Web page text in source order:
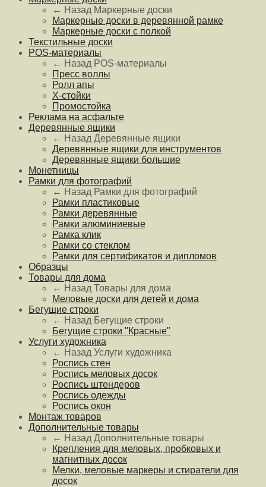
← Назад Маркерные доски
Маркерные доски в деревянной рамке
Маркерные доски с полкой
Текстильные доски
POS-материалы
← Назад POS-материалы
Пресс воллы
Ролл апы
Х-стойки
Промостойка
Реклама на асфальте
Деревянные ящики
← Назад Деревянные ящики
Деревянные ящики для инструментов
Деревянные ящики большие
Монетницы
Рамки для фотографий
← Назад Рамки для фотографий
Рамки пластиковые
Рамки деревянные
Рамки алюминиевые
Рамка клик
Рамки со стеклом
Рамки для сертификатов и дипломов
Образцы
Товары для дома
← Назад Товары для дома
Меловые доски для детей и дома
Бегущие строки
← Назад Бегущие строки
Бегущие строки "Красные"
Услуги художника
← Назад Услуги художника
Роспись стен
Роспись меловых досок
Роспись штендеров
Роспись одежды
Роспись окон
Монтаж товаров
Дополнительные товары
← Назад Дополнительные товары
Крепления для меловых, пробковых и
магнитных досок
Мелки, меловые маркеры и стиратели для
досок